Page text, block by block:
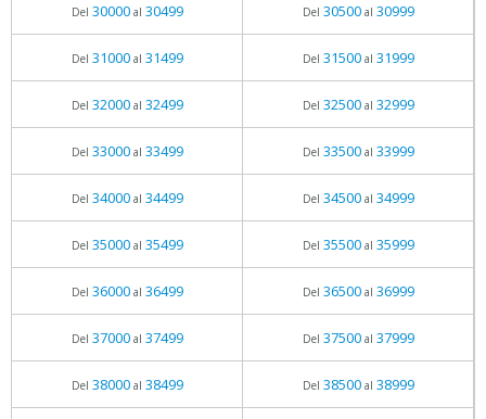
Del 30000al 30499 Del 30500al 30999
Del 31000al 31499 Del 31500al 31999
Del 32000al 32499 Del 32500al 32999
Del 33000al 33499 Del 33500al 33999
Del 34000al 34499 Del 34500al 34999
Del 35000al 35499 Del 35500al 35999
Del 36000al 36499 Del 36500al 36999
Del 37000al 37499 Del 37500al 37999
Del 38000al 38499 Del 38500al 38999